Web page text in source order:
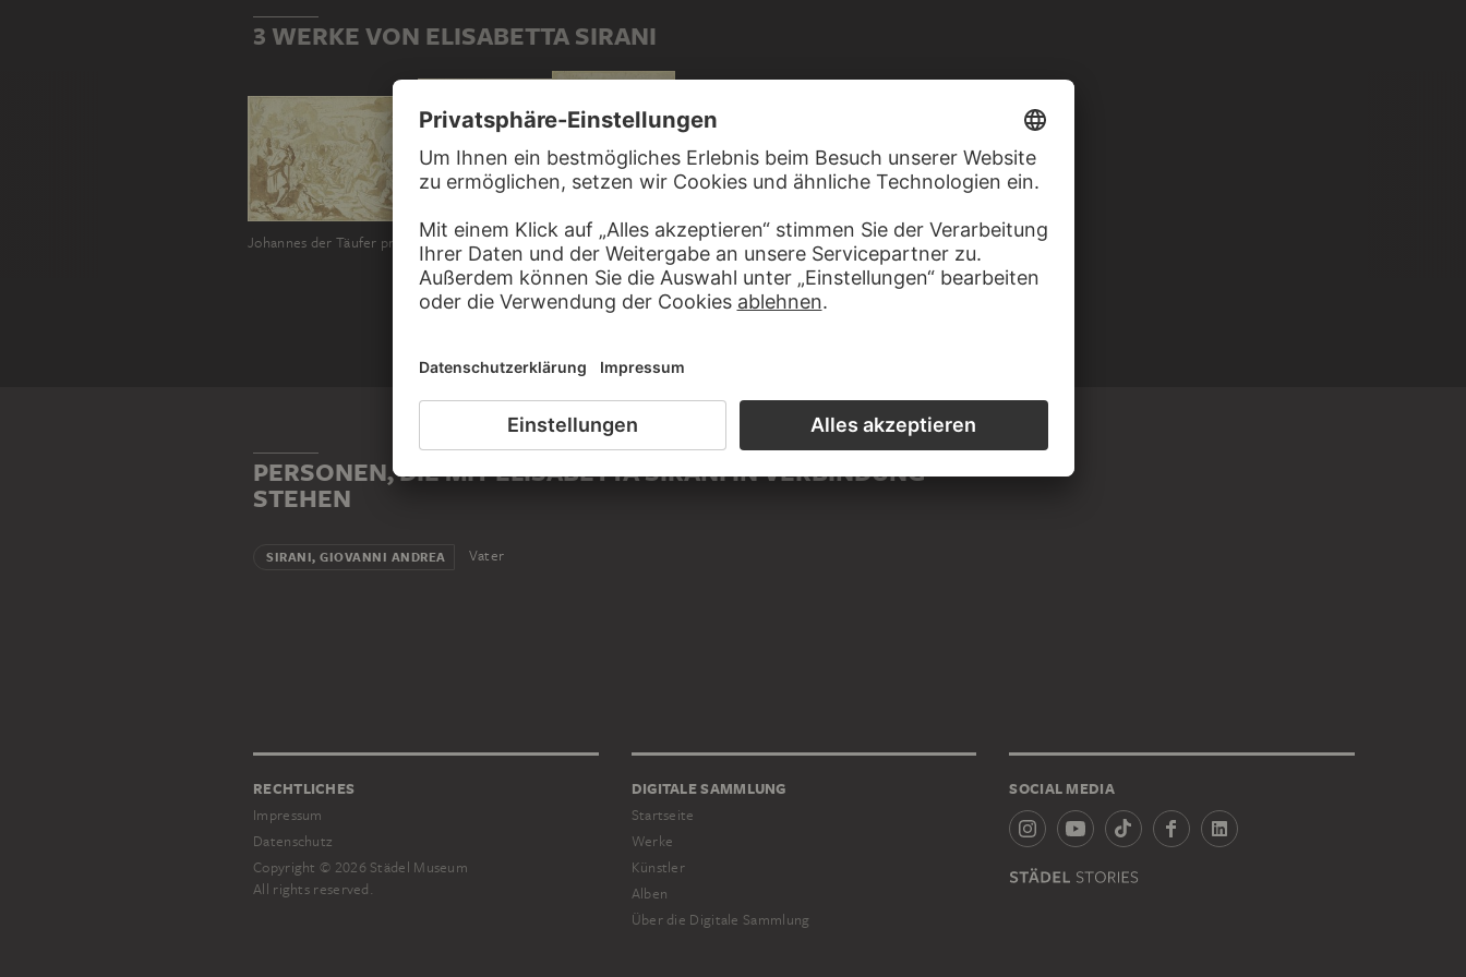
3 WERKE VON ELISABETTA SIRANI
Lesende Madonna mit dem Jesuskind und dem Johannesknaben
Madonna mit dem Jesuskind auf Wolken schwebend
PERSONEN, DIE MIT ELISABETTA SIRANI IN VERBINDUNG
STEHEN
SIRANI, GIOVANNI ANDREA Vater
RECHTLICHES
Impressum
Datenschutz
Copyright © 2026 Städel Museum
All rights reserved.
DIGITALE SAMMLUNG
Startseite
Werke
Künstler
Alben
Über die Digitale Sammlung
SOCIAL MEDIA